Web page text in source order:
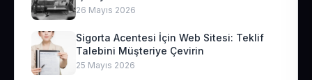
26 Mayıs 2026
Sigorta Acentesi İçin Web Sitesi: Teklif
Talebini Müşteriye Çevirin
25 Mayıs 2026